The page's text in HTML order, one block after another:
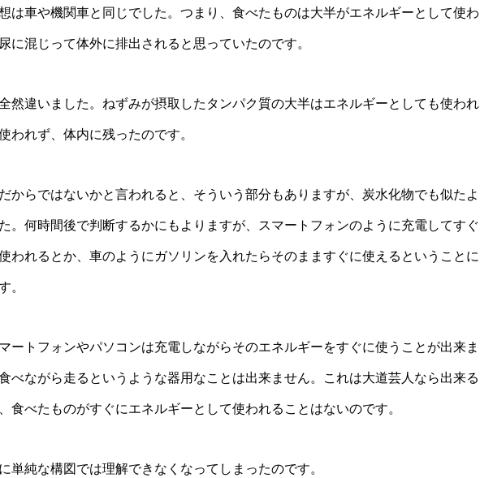
は車や機関車と同じでした。つまり、食べたものは大半がエネルギーとして使わ
に混じって体外に排出されると思っていたのです。
然違いました。ねずみが摂取したタンパク質の大半はエネルギーとしても使われ
われず、体内に残ったのです。
からではないかと言われると、そういう部分もありますが、炭水化物でも似たよ
。何時間後で判断するかにもよりますが、スマートフォンのように充電してすぐ
われるとか、車のようにガソリンを入れたらそのまますぐに使えるということに
。
ートフォンやパソコンは充電しながらそのエネルギーをすぐに使うことが出来ま
べながら走るというような器用なことは出来ません。これは大道芸人なら出来る
食べたものがすぐにエネルギーとして使われることはないのです。
単純な構図では理解できなくなってしまったのです。